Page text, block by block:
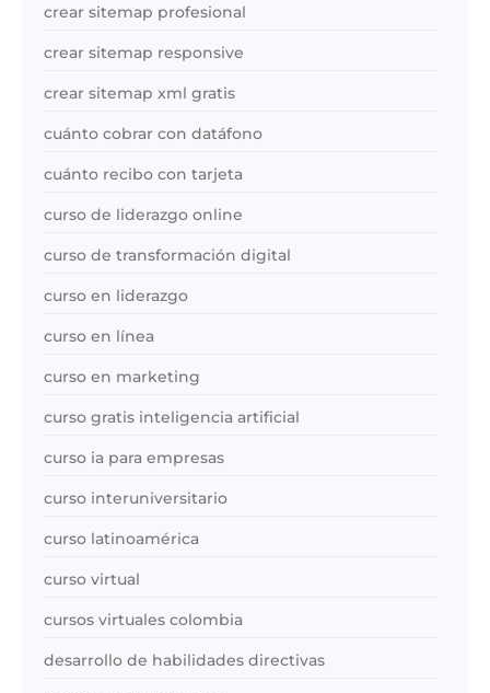
crear sitemap profesional
crear sitemap responsive
crear sitemap xml gratis
cuánto cobrar con datáfono
cuánto recibo con tarjeta
curso de liderazgo online
curso de transformación digital
curso en liderazgo
curso en línea
curso en marketing
curso gratis inteligencia artificial
curso ia para empresas
curso interuniversitario
curso latinoamérica
curso virtual
cursos virtuales colombia
desarrollo de habilidades directivas